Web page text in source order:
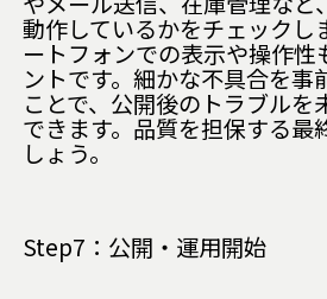
動作しているかをチェックし
ートフォンでの表示や操作性
ントです。細かな不具合を事
ことで、公開後のトラブルを
できます。品質を担保する最
しょう。
Step7：公開・運用開始